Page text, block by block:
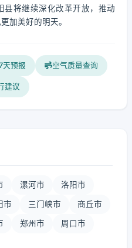
县将继续深化改革开放，推动
加美好的明天。
天预报 空气质量查询
建议
漯河市 洛阳市
市 三门峡市 商丘市
郑州市 周口市